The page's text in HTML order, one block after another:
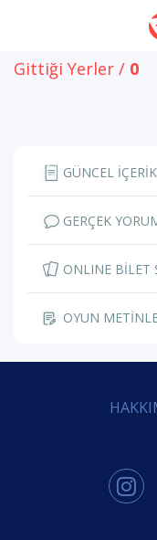
Gittiği Yerler / 0
GÜNCEL İÇERİK
GERÇEK
ONLINE BİLET
OYUN